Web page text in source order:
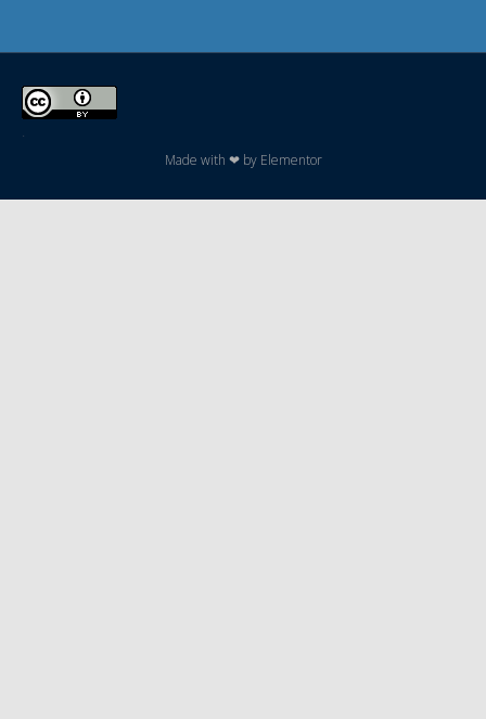
.
Made with ❤ by Elementor